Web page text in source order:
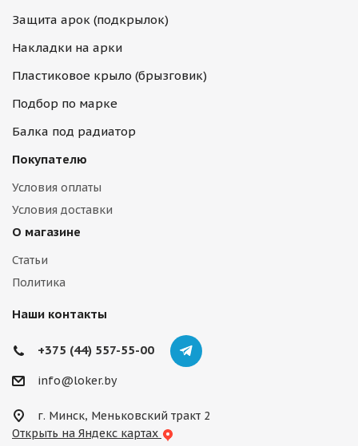
Защита арок (подкрылок)
Накладки на арки
Пластиковое крыло (брызговик)
Подбор по марке
Балка под радиатор
Покупателю
Условия оплаты
Условия доставки
О магазине
Статьи
Политика
Наши контакты
+375 (44) 557-55-00
info@loker.by
г. Минск, Меньковский тракт 2
Открыть на Яндекс картах